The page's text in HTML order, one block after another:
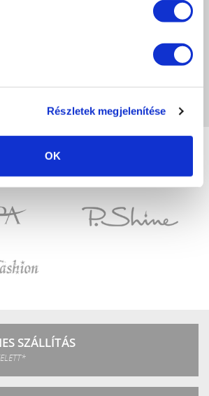
Részletek megjelenítése
OK
eltérhetnek a valóságtól, a monitor beállításaitól
SZÁLLÍTÁS